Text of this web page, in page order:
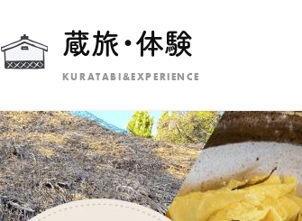
蔵旅・体験
KURATABI&EXPERIENCE